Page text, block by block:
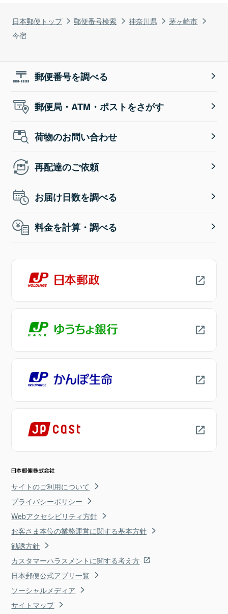
日本郵便トップ 郵便番号検索 神奈川県
茅ヶ崎市
今宿
郵便番号を調べる
郵便局・ATM・ポストをさがす
荷物のお問い合わせ
再配達のご依頼
お届け日数を調べる
料金を計算・調べる
サイトのご利用について
プライバシーポリシー
Webアクセシビリティ方針
お客さま本位の業務運営に関する基本方針
勧誘方針
カスタマーハラスメントに関する考え方
日本郵便公式アプリ一覧
ソーシャルメディア
サイトマップ